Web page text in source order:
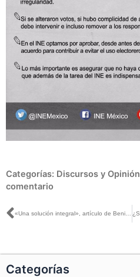
Categorías: Discursos y Opinión
comentario
Ant
Categorías